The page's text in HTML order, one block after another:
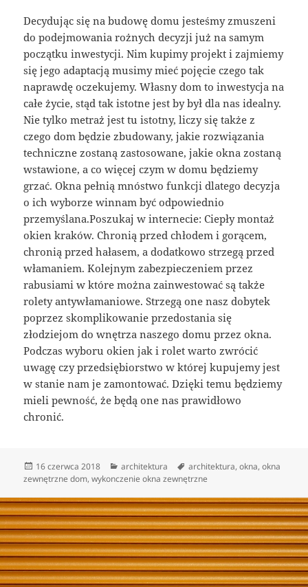
Decydując się na budowę domu jesteśmy zmuszeni
do podejmowania rożnych decyzji już na samym
początku inwestycji. Nim kupimy projekt i zajmiemy
się jego adaptacją musimy mieć pojęcie czego tak
naprawdę oczekujemy. Własny dom to inwestycja na
całe życie, stąd tak istotne jest by był dla nas idealny.
Nie tylko metraż jest tu istotny, liczy się także z
czego dom będzie zbudowany, jakie rozwiązania
techniczne zostaną zastosowane, jakie okna zostaną
wstawione, a co więcej czym w domu będziemy
grzać. Okna pełnią mnóstwo funkcji dlatego decyzja
o ich wyborze winnam być odpowiednio
przemyślana.Poszukaj w internecie: Ciepły montaż
okien kraków. Chronią przed chłodem i gorącem,
chronią przed hałasem, a dodatkowo strzegą przed
włamaniem. Kolejnym zabezpieczeniem przez
rabusiami w które można zainwestować są także
rolety antywłamaniowe. Strzegą one nasz dobytek
poprzez skomplikowanie przedostania się
złodziejom do wnętrza naszego domu przez okna.
Podczas wyboru okien jak i rolet warto zwrócić
uwagę czy przedsiębiorstwo w której kupujemy jest
w stanie nam je zamontować. Dzięki temu będziemy
mieli pewność, że będą one nas prawidłowo
chronić.
Data
publikacji
16 czerwca 2018 Kategorie
architektura Tagi
architektura,okna,okna
zewnętrzne dom,wykonczenie okna zewnętrzne